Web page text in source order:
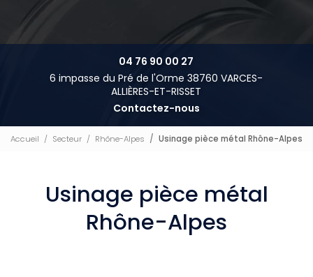
04 76 90 00 27
6 impasse du Pré de l'Orme 38760 VARCES-
ALLIÈRES-ET-RISSET
Contactez-nous
Accueil Secteur Rhône-Alpes Usinage pièce métal Rhône-Alpes
Usinage pièce métal
Rhône-Alpes